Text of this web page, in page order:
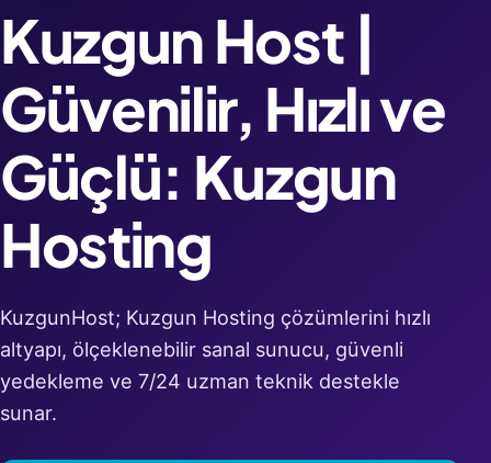
Kuzgun Host |
Güvenilir, Hızlı ve
Güçlü: Kuzgun
Hosting
KuzgunHost; Kuzgun Hosting çözümlerini hızlı
altyapı, ölçeklenebilir sanal sunucu, güvenli
yedekleme ve 7/24 uzman teknik destekle
sunar.